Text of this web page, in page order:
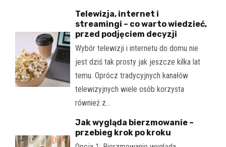
Telewizja, internet i
streamingi – co warto wiedzieć,
przed podjęciem decyzji
Wybór telewizji i internetu do domu nie
jest dziś tak prosty jak jeszcze kilka lat
temu. Oprócz tradycyjnych kanałów
telewizyjnych wiele osób korzysta
również z…
Jak wygląda bierzmowanie –
przebieg krok po kroku